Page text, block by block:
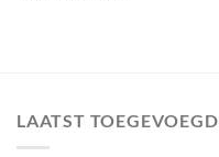
LAATST TOEGEVOEGD